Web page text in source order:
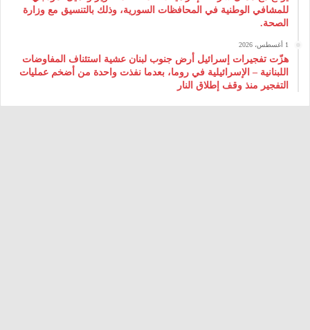
للمشافي الوطنية في المحافظات السورية، وذلك بالتنسيق مع وزارة
الصحة.
1 أغسطس، 2026
هزّت تفجيرات إسرائيل أرض جنوب لبنان عشية استئناف المفاوضات
اللبنانية – الإسرائيلية في روما، بعدما نفذت واحدة من أضخم عمليات
التفجير منذ وقف إطلاق النار